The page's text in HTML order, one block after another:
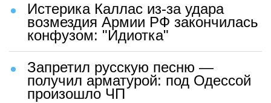
Истерика Каллас из-за удара
возмездия Армии РФ закончилась
конфузом: "Идиотка"
Запретил русскую песню —
получил арматурой: под Одессой
произошло ЧП